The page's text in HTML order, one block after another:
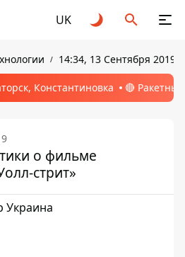
UK
14:34, 13 Сентября 2019
Константиновка 🔴
о фильме
стрит»
Украина